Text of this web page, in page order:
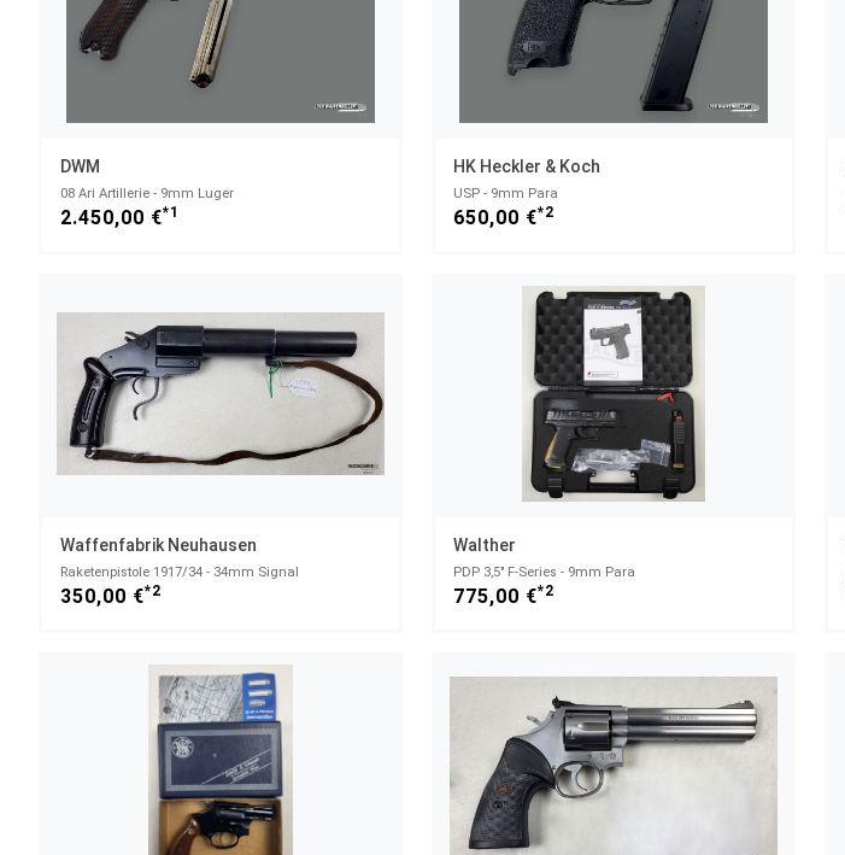
DWM
08 Ari Artillerie - 9mm Luger
2.450,00 €*1
HK Heckler & Koch
USP - 9mm Para
650,00 €*2
Waffenfabrik Neuhausen
Raketenpistole 1917/34 - 34mm Signal
350,00 €*2
Walther
PDP 3,5" F-Series - 9mm Para
775,00 €*2